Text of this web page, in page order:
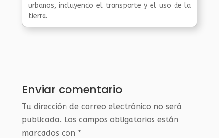
urbanos, incluyendo el transporte y el uso de la
tierra.
Enviar comentario
Tu dirección de correo electrónico no será
publicada. Los campos obligatorios están
marcados con *